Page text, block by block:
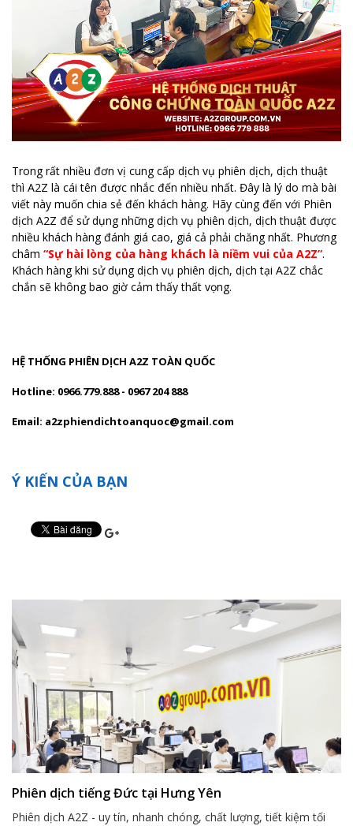
Trong rất nhiều đơn vị cung cấp dịch vụ phiên dịch, dịch thuật
thì A2Z là cái tên được nhắc đến nhiều nhất. Đây là lý do mà bài
viết này muốn chia sẻ đến khách hàng. Hãy cùng đến với Phiên
dịch A2Z để sử dụng những dịch vụ phiên dịch, dịch thuật được
nhiều khách hàng đánh giá cao, giá cả phải chăng nhất. Phương
châm “Sự hài lòng của hàng khách là niềm vui của A2Z”.
Khách hàng khi sử dụng dịch vụ phiên dịch, dịch tại A2Z chắc
chắn sẽ không bao giờ cảm thấy thất vọng.
HỆ THỐNG PHIÊN DỊCH A2Z TOÀN QUỐC
Hotline: 0966.779.888 - 0967 204 888
Email: a2zphiendichtoanquoc@gmail.com
Ý KIẾN CỦA BẠN
Phiên dịch tiếng Đức tại Hưng Yên
Phiên dịch A2Z - uy tín, nhanh chóng, chất lượng, tiết kiệm tối